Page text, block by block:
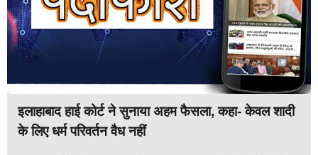
इलाहाबाद हाई कोर्ट ने सुनाया अहम फैसला, कहा- केवल शादी
के लिए धर्म परिवर्तन वैध नहीं